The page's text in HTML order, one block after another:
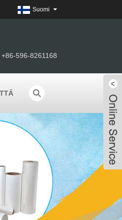
+86-596-8261168
Suomi